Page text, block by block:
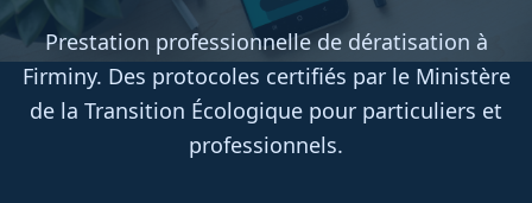
Prestation professionnelle de dératisation à
Firminy. Des protocoles certifiés par le Ministère
de la Transition Écologique pour particuliers et
professionnels.